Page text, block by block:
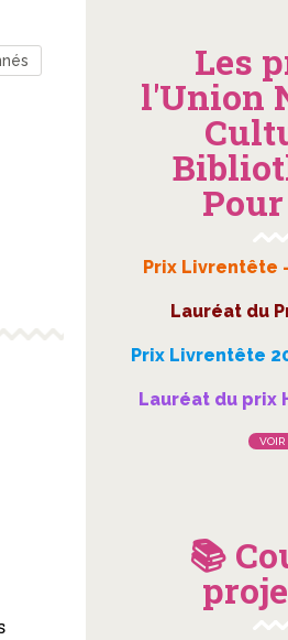
Les
l'Union
Prix Livrentête
Lauréat du
Prix Livrentête
Lauréat du prix
VOIR
📚